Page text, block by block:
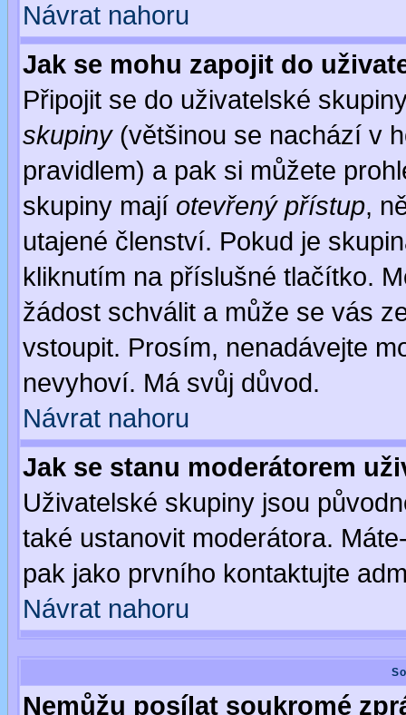
Návrat nahoru
Jak se mohu zapojit do
Připojit se do uživatelské
skupiny(většinou se nachází v
pravidlem) a pak si můžete
skupiny mají otevřený přístup,
utajené členství. Pokud je
kliknutím na příslušné tlačítko.
žádost schválit a může se vás
vstoupit. Prosím, nenadávejte
nevyhoví. Má svůj důvod.
Návrat nahoru
Jak se stanu moderátorem
Uživatelské skupiny jsou
také ustanovit moderátora.
pak jako prvního kontaktujte
Návrat nahoru
Nemůžu posílat soukromé